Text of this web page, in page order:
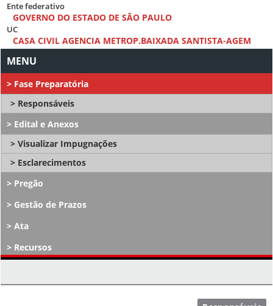
Ente federativo
GOVERNO DO ESTADO DE SÃO PAULO
UC
CASA CIVIL AGENCIA METROP.BAIXADA SANTISTA-AGEM
Fase Preparatória
Responsáveis
Edital e Anexos
Visualizar Impugnações
Esclarecimentos
Pregão
Gestão de Prazos
Ata
Recursos